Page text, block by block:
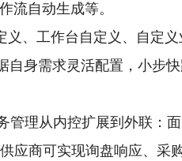
流自动生成等。
义、工作台自定义、自定
自身需求灵活配置，小步
管理从内控扩展到外联：
应商可实现询盘响应、采